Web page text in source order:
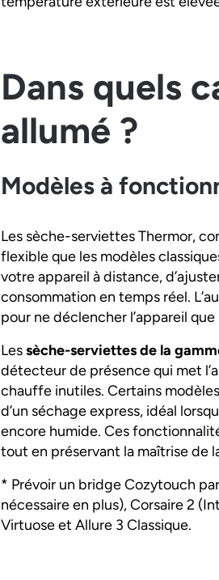
Dans quels
allumé ?
Modèles à
Les sèche-serviettes Thermor,
flexible que les modèles
votre appareil à distance,
consommation en temps réel.
pour ne déclencher l’appareil
Lessèche-serviettes de la
détecteur de présence qui met
chauffe inutiles. Certains
d’un séchage express, idéal
encore humide. Ces
tout en préservant la maîtrise de
* Prévoir un bridge Cozytouch
nécessaire en plus), Corsaire 2
Virtuose et Allure 3 Classique.